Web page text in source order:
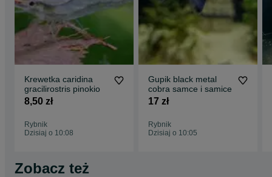
Krewetka caridina
gracilirostris pinokio
8,50 zł
Rybnik
Dzisiaj o 10:08
Gupik black metal
cobra samce i samice
17 zł
Rybnik
Dzisiaj o 10:05
Zobacz też